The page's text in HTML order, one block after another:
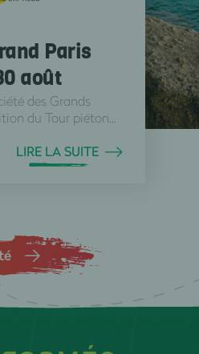
Paris
août
des Grands
du Tour piéton...
LIRE LA SUITE